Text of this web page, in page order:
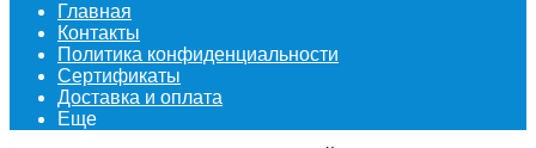
Главная
Контакты
Политика конфиденциальности
Сертификаты
Доставка и оплата
Еще